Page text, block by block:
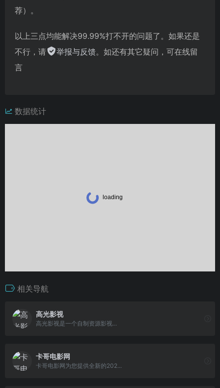
荐）。
以上三点均能解决99.99%打不开的问题了。如果还是
不行，请
举报与反馈。如还有其它疑问，可在线留
言
数据统计
相关导航
高光影视
高光影视是一个自制资源影视...
卡哥电影网
卡哥电影网为您提供全新的202...